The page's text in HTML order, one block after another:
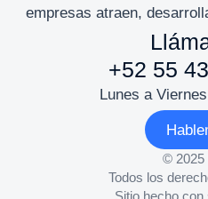
empresas atraen,
+52 55
Lunes a
© 2025
Todos los
Sitio hecho con